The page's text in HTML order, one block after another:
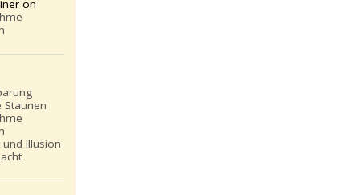
on
Staunen
und Illusion